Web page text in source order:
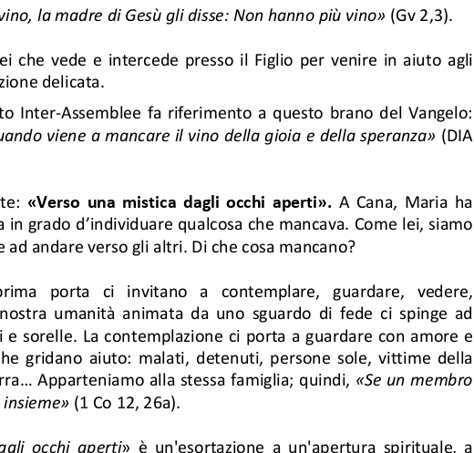
la madre di Gesù gli disse: Non hanno più vino» (Gv 2,3).
che  vede  e  intercede  presso  il  Figlio  per  venire  in  aiuto  agli
delicata.
Inter-Assemblee  fa  riferimento  a questo  brano del  Vangelo:
viene a mancare il vino della gioia e della speranza» (DIA
«Verso una mistica dagli occhi aperti».
  A  Cana,  Maria  ha
grado d’individuare qualcosa che mancava. Come lei, siamo
ad andare verso gli altri. Di che cosa mancano?
porta  ci  invitano
a  contemplare,  guardare,  vedere,
umanità  animata  da  uno  sguardo  di  fede  ci  spinge  ad
sorelle. La contemplazione ci porta a guardare con amore e
gridano  aiuto: malati,  detenuti,  persone  sole,  vittime  della
Apparteniamo alla stessa famiglia; quindi, «Se un membro
(1 Co 12, 26a).
occhi  aperti »  è  un'esortazione  a  un'apertura  spirituale,  a